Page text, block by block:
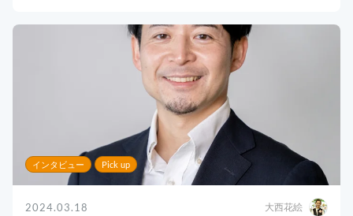
インタビュー Pick up
2024.03.18 大西花絵